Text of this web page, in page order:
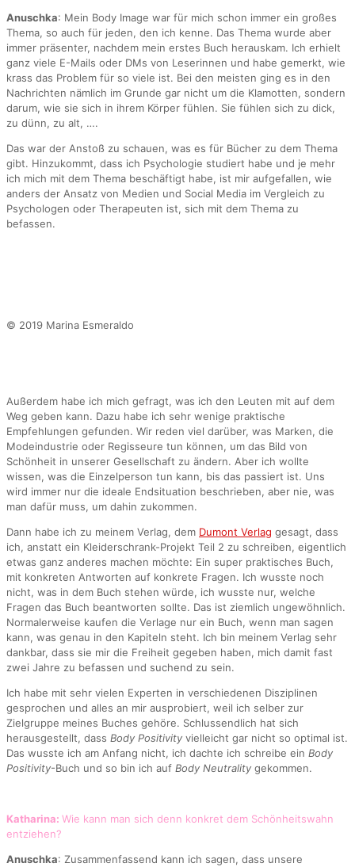
Anuschka: Mein Body Image war für mich schon immer ein großes
Thema, so auch für jeden, den ich kenne. Das Thema wurde aber
immer präsenter, nachdem mein erstes Buch herauskam. Ich erhielt
ganz viele E-Mails oder DMs von Leserinnen und habe gemerkt, wie
krass das Problem für so viele ist. Bei den meisten ging es in den
Nachrichten nämlich im Grunde gar nicht um die Klamotten, sondern
darum, wie sie sich in ihrem Körper fühlen. Sie fühlen sich zu dick,
zu dünn, zu alt, ….
Das war der Anstoß zu schauen, was es für Bücher zu dem Thema
gibt. Hinzukommt, dass ich Psychologie studiert habe und je mehr
ich mich mit dem Thema beschäftigt habe, ist mir aufgefallen, wie
anders der Ansatz von Medien und Social Media im Vergleich zu
Psychologen oder Therapeuten ist, sich mit dem Thema zu
befassen.
© 2019 Marina Esmeraldo
Außerdem habe ich mich gefragt, was ich den Leuten mit auf dem
Weg geben kann. Dazu habe ich sehr wenige praktische
Empfehlungen gefunden. Wir reden viel darüber, was Marken, die
Modeindustrie oder Regisseure tun können, um das Bild von
Schönheit in unserer Gesellschaft zu ändern. Aber ich wollte
wissen, was die Einzelperson tun kann, bis das passiert ist. Uns
wird immer nur die ideale Endsituation beschrieben, aber nie, was
man dafür muss, um dahin zukommen.
Dann habe ich zu meinem Verlag, dem Dumont Verlag gesagt, dass
ich, anstatt ein Kleiderschrank-Projekt Teil 2 zu schreiben, eigentlich
etwas ganz anderes machen möchte: Ein super praktisches Buch,
mit konkreten Antworten auf konkrete Fragen. Ich wusste noch
nicht, was in dem Buch stehen würde, ich wusste nur, welche
Fragen das Buch beantworten sollte. Das ist ziemlich ungewöhnlich.
Normalerweise kaufen die Verlage nur ein Buch, wenn man sagen
kann, was genau in den Kapiteln steht. Ich bin meinem Verlag sehr
dankbar, dass sie mir die Freiheit gegeben haben, mich damit fast
zwei Jahre zu befassen und suchend zu sein.
Ich habe mit sehr vielen Experten in verschiedenen Disziplinen
gesprochen und alles an mir ausprobiert, weil ich selber zur
Zielgruppe meines Buches gehöre. Schlussendlich hat sich
herausgestellt, dass Body Positivity vielleicht gar nicht so optimal ist.
Das wusste ich am Anfang nicht, ich dachte ich schreibe ein Body
Positivity-Buch und so bin ich auf Body Neutrality gekommen.
Katharina: Wie kann man sich denn konkret dem Schönheitswahn
entziehen?
Anuschka: Zusammenfassend kann ich sagen, dass unsere